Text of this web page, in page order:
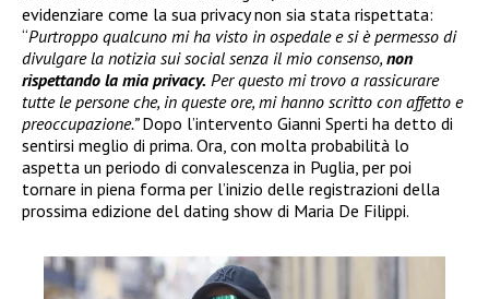
evidenziare come la sua privacy non sia stata rispettata:
“Purtroppo qualcuno mi ha visto in ospedale e si è permesso di
divulgare la notizia sui social senza il mio consenso, non
rispettando la mia privacy. Per questo mi trovo a rassicurare
tutte le persone che, in queste ore, mi hanno scritto con affetto e
preoccupazione.”Dopo l’intervento Gianni Sperti ha detto di
sentirsi meglio di prima. Ora, con molta probabilità lo
aspetta un periodo di convalescenza in Puglia, per poi
tornare in piena forma per l’inizio delle registrazioni della
prossima edizione del dating show di Maria De Filippi.